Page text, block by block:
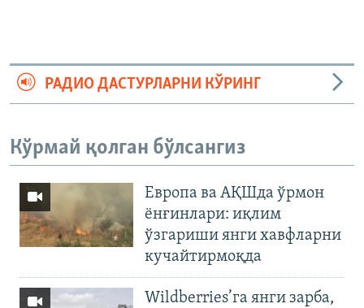
РАДИО ДАСТУРЛАРНИ КЎРИНГ
Кўрмай қолган бўлсангиз
Европа ва АҚШда ўрмон
ёнғинлари: иқлим
ўзгариши янги хавфларни
кучайтирмоқда
Wildberries’га янги зарба,